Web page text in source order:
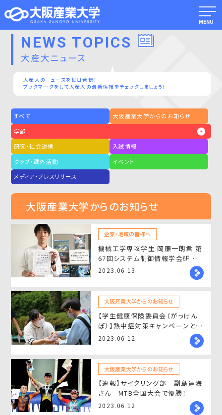
MENU
NEWS TOPICS
大産大ニュース
大産大のニュースを毎日発信！
ブックマークをして大産大の最新情報をチェックしましょう！
大阪産業大学からのお知らせ
企業・地域の皆様へ
機械工学専攻学生 岡廉一朗君 第
67回システム制御情報学会研究
発表講演会でSCI学生発表賞を受
2023.06.13
大阪産業大学からのお知らせ
【学生健康保険委員会（がっけん
ぽ）】熱中症対策キャンペーンとし
てスポーツドリンクを配布しまし
2023.06.12
大阪産業大学からのお知らせ
【速報】サイクリング部 副島達海
さん MTB全国大会で優勝！
2023.06.12
すべて
大阪産業大学からのお知らせ
学部
研究・社会連携
入試情報
クラブ・課外活動
イベント
メディア・プレスリリース